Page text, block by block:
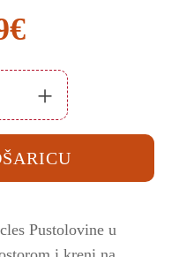
€
+
Pustolovine u